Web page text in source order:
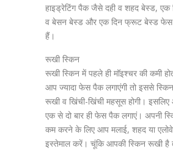
हाइड्रेटिंग पैक जैसे दही व शहद बेस्ड, एक
व बेसन बेस्ड और एक दिन फ्रूट बेस्ड फेस
हैं।
रूखी स्किन
रूखी स्किन में पहले ही मॉइश्चर की कमी
आप ज्यादा फेस पैक लगाएंगी तो इससे
रूखी व खिंची-खिंची महसूस होगी।
एक से दो बार ही फेस पैक लगाएं। अपनी
कम करने के लिए आप मलाई, शहद या
इस्तेमाल करें। चूंकि आपकी स्किन रूखी है